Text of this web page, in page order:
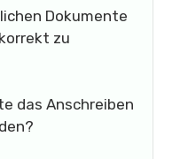
Dokumente
zu
das Anschreiben